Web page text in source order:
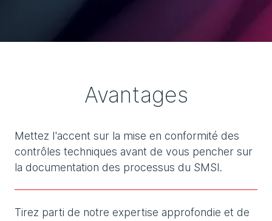
Avantages
Mettez l'accent sur la mise en conformité des
contrôles techniques avant de vous pencher sur
la documentation des processus du SMSI.
Tirez parti de notre expertise approfondie et de